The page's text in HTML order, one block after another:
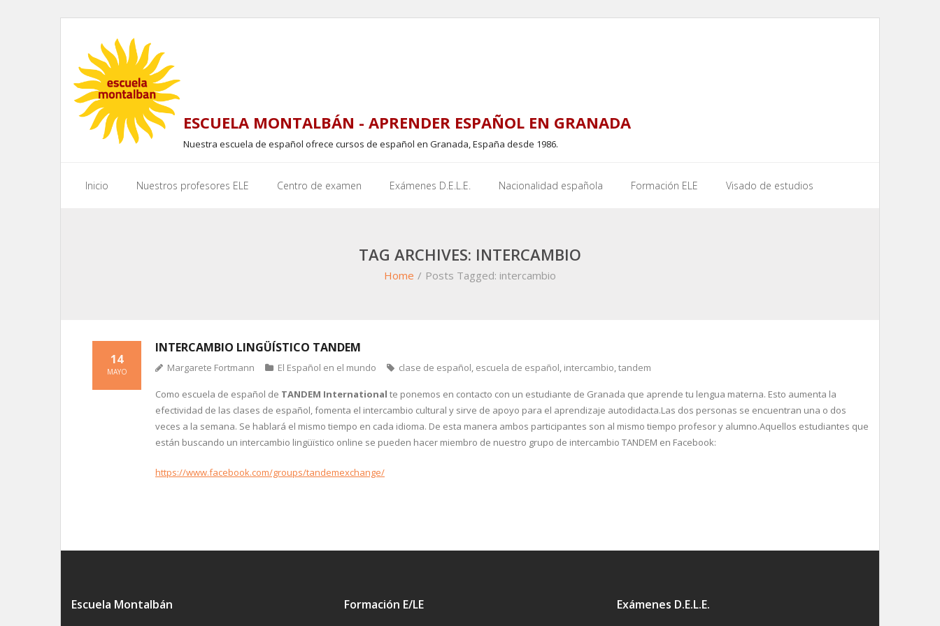
content
ESCUELA MONTALBÁN - APRENDER ESPAÑOL EN GRANADA
Nuestra escuela de español ofrece cursos de español en Granada, España desde 1986.
Inicio Nuestros profesores ELE Centro de examen Exámenes D.E.L.E. Nacionalidad española Formación ELE Visado de estudios
TAG ARCHIVES: INTERCAMBIO
Home / Posts Tagged: intercambio
INTERCAMBIO LINGÜÍSTICO TANDEM
14
MAYO Margarete Fortmann El Español en el mundo clase de español, escuela de español, intercambio,tandem
Como escuela de español de TANDEM International te ponemos en contacto con un estudiante de Granada que aprende tu lengua materna. Esto aumenta la
efectividad de las clases de español, fomenta el intercambio cultural y sirve de apoyo para el aprendizaje autodidacta.Las dos personas se encuentran una o dos
veces a la semana. Se hablará el mismo tiempo en cada idioma. De esta manera ambos participantes son al mismo tiempo profesor y alumno.Aquellos estudiantes que
están buscando un intercambio lingüïstico online se pueden hacer miembro de nuestro grupo de intercambio TANDEM en Facebook:
https://www.facebook.com/groups/tandemexchange/
Escuela Montalbán Formación E/LE Exámenes D.E.L.E.